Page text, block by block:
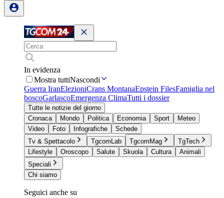
In evidenza
Mostra tuttiNascondi
Guerra IranElezioniCrans MontanaEpstein FilesFamiglia nel
boscoGarlascoEmergenza ClimaTutti i dossier
Tutte le notizie del giorno
Cronaca
Mondo Politica Economia Sport
Meteo
Video
Foto Infografiche
Schede
Tv & Spettacolo
TgcomLab TgcomMag
TgTech
Lifestyle
Oroscopo Salute Skuola Cultura
Animali
Speciali
Chi siamo
Seguici anche su